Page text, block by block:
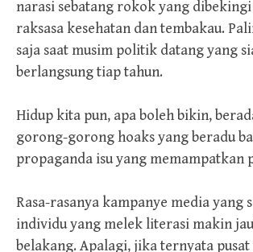
narasi sebatang rokok yang
raksasa kesehatan dan tembakau.
saja saat musim politik datang yang
berlangsung tiap tahun.
Hidup kita pun, apa boleh bikin,
gorong-gorong hoaks yang beradu
propaganda isu yang memampatkan
Rasa-rasanya kampanye media yang
individu yang melek literasi makin
belakang. Apalagi, jika ternyata pusat